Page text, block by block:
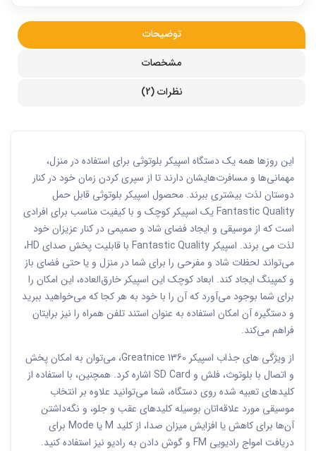
توضیحات
مشخصات
نظرات (2)
این روزها همه یک دستگاه اسپیکر بلوتوثی برای استفاده در منزل،
مهمانی‌ها و مسافرت‌هایشان دارند تا از سپری کردن زمان خود در کنار
دوستان لذت بیشتری ببرند. محصول اسپیکر بلوتوثی قابل حمل
Fantastic Quality یک اسپیکر کوچک و با کیفیت مناسب برای افرادی
است که از موسیقی و ایجاد فضای شاد و صمیمی در کنار عزیزان خود
لذت می برند. اسپیکر Fantastic Quality با قابلیت پخش صدای HD،
می‌تواند لحظات شاد و مفرحی را برای شما در منزل و یا حتی فضای باز
و کمپینگ ایجاد کند. ابعاد کوچک این اسپیکر خارق‌العاده، این امکان را
برای شما بوجود می‌آورد که آن را با خود به هر کجا که می‌خواهید ببرید
و دستگیره آن امکان استفاده به عنوان استند تلفن همراه را نیز برایتان
فراهم می‌کند.
از ویژگی های جذاب اسپیکر Greatnice 1360، می‌توان به امکان پخش
و اتصال با بلوتوث، فلش و SD Card اشاره کرد. همچنین، با استفاده از
کلیدهای تعبیه شده روی دستگاه، شما می‌توانید علاوه بر انتخاب
موسیقی مورد علاقه‌اتان بوسیله کلیدهای عقب و جلو، و نگه‌داشتن
آن‌ها برای کاهش یا افزایش میزان صدا، از کلید M یا Mode برای
دریافت امواج رادیویی FM و گوش دادن به رادیو نیز استفاده کنید.